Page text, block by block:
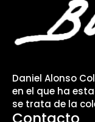
Daniel Alonso
en el que ha
se trata de la